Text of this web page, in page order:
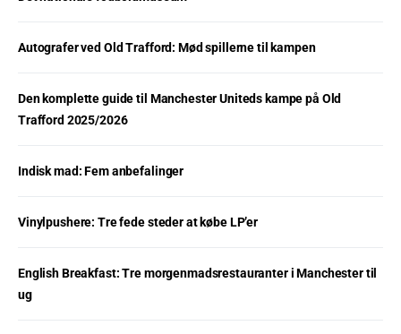
Autografer ved Old Trafford: Mød spillerne til kampen
Den komplette guide til Manchester Uniteds kampe på Old
Trafford 2025/2026
Indisk mad: Fem anbefalinger
Vinylpushere: Tre fede steder at købe LP’er
English Breakfast: Tre morgenmadsrestauranter i Manchester til
ug